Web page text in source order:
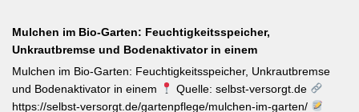
Gartenbewirtschaftung – unabhängig von der Gartengröße –
einen messbaren Beitrag zur regionalen Artenvielfalt leistet.
Nützlingsförderung, strukturreiche Beete und der Verzicht auf
Pestizide sind die entscheidenden Stellschrauben. Ein
motivierender Impuls für jeden GBV-Garten. [Thema-Tag:
Mulchen im Bio-Garten: Feuchtigkeitsspeicher,
Unkrautbremse und Bodenaktivator in einem
Mulchen im Bio-Garten: Feuchtigkeitsspeicher, Unkrautbremse
und Bodenaktivator in einem
Quelle: selbst-versorgt.de
https://selbst-versorgt.de/gartenpflege/mulchen-im-garten/